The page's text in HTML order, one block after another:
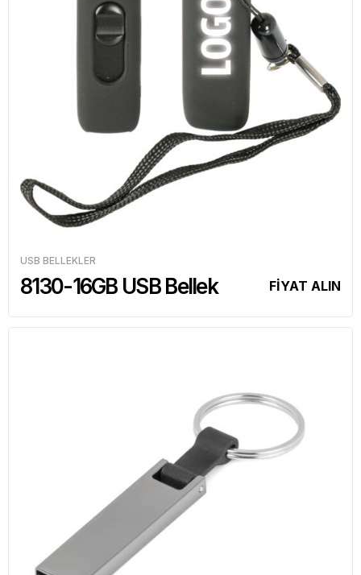
USB BELLEKLER
8130-16GB USB Bellek FİYAT ALIN